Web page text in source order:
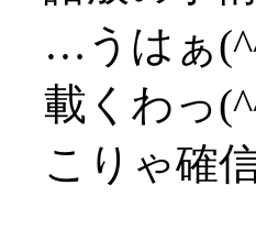
…うはぁ
載くわっ
こりゃ確